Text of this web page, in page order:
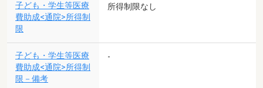
子ども・学生等医療
費助成<通院>所得制
限
所得制限なし
子ども・学生等医療
費助成<通院>所得制
限－備考
-